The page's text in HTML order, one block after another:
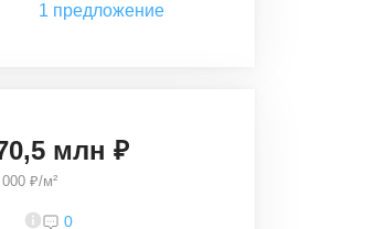
1 предложение
млн ₽
₽/м²
0